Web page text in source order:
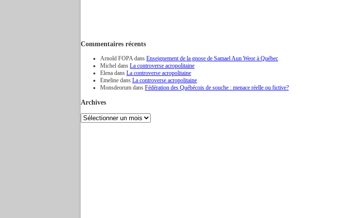
Commentaires récents
Arnold FOPA dans Enseignement de la gnose de Samael Aun Weor à Québec
Michel dans La controverse acropolitaine
Elena dans La controverse acropolitaine
Emeline dans La controverse acropolitaine
Monsdeorum dans Fédération des Québécois de souche : menace réelle ou fictive?
Archives
Archives